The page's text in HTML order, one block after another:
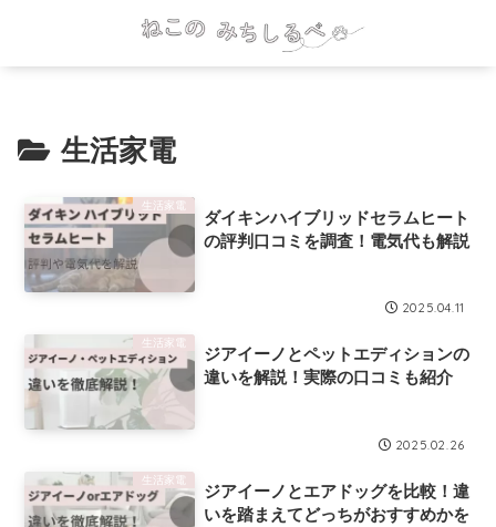
生活家電
生活家電
ダイキンハイブリッドセラムヒート
の評判口コミを調査！電気代も解説
2025.04.11
生活家電
ジアイーノとペットエディションの
違いを解説！実際の口コミも紹介
2025.02.26
生活家電
ジアイーノとエアドッグを比較！違
いを踏まえてどっちがおすすめかを